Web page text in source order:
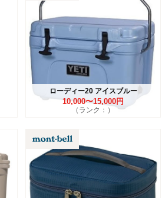
ローディー20 アイスブルー
10,000〜15,000円
（ランク：）